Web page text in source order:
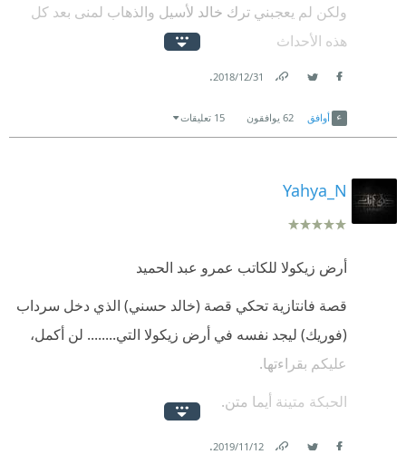
ولكن لم يعجبني ترك خالد لأسيل والذهاب لمنى بعد كل
هذه الأحداث
31‏/12‏/2018
.
أوافق 62 يوافقون 15 تعليقات
Yahya_N
أرض زيكولا للكاتب عمرو عبد الحميد
قصة فانتازية تحكي قصة (خالد حسني) الذي دخل سرداب
(فوريك) ليجد نفسه في أرض زيكولا التي........ لن أكمل،
عليكم بقراءتها.
الحبكة متينة أيما متن.
والقصة مشوقة أيما تشويق.
12‏/11‏/2019
.